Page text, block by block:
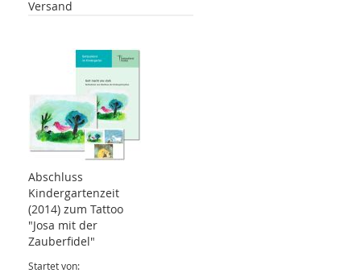
Versand
Abschluss
Kindergartenzeit
(2014) zum Tattoo
"Josa mit der
Zauberfidel"
Startet von